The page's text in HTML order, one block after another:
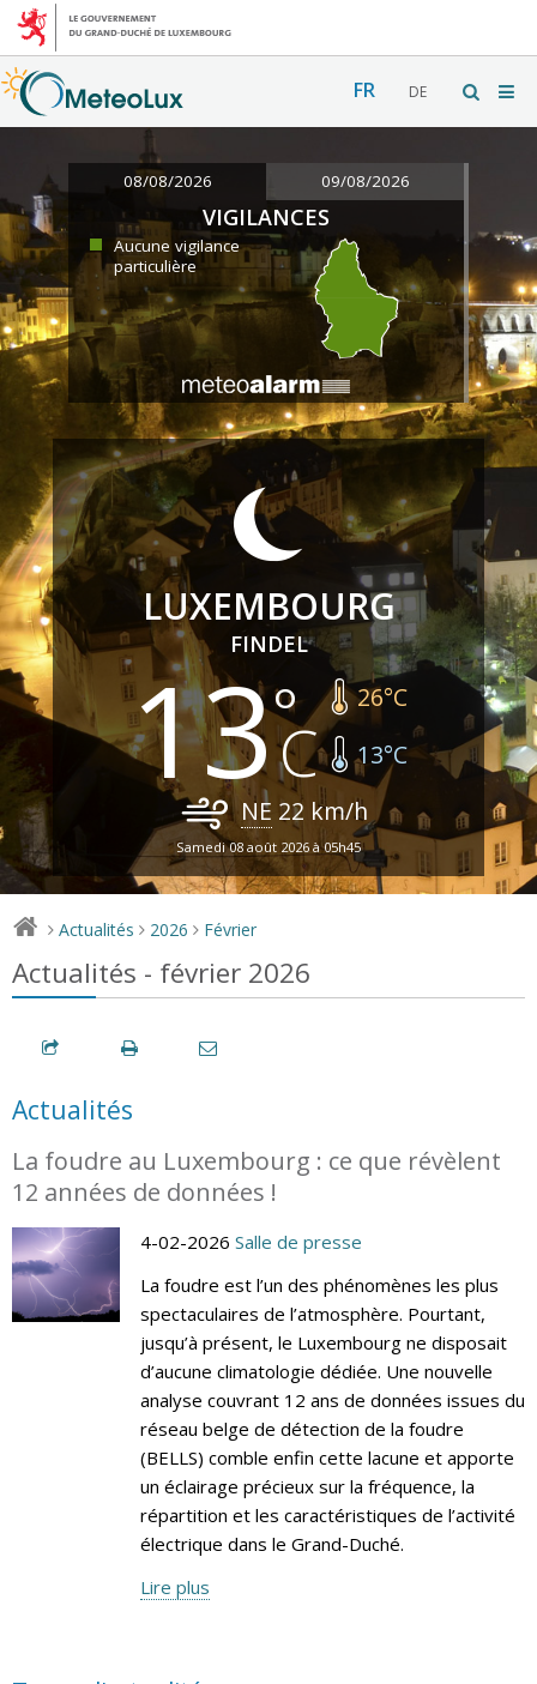
FR DE
08/08/2026 09/08/2026
VIGILANCES
Aucune vigilance
particulière
LUXEMBOURG
FINDEL
13 26°C
13°C
NE 22 km/h
Samedi 08 août 2026 à 05h45
> Actualités > 2026 > Février
Actualités - février 2026
Actualités
La foudre au Luxembourg : ce que révèlent
12 années de données !
4-02-2026 Salle de presse
La foudre est l’un des phénomènes les plus
spectaculaires de l’atmosphère. Pourtant,
jusqu’à présent, le Luxembourg ne disposait
d’aucune climatologie dédiée. Une nouvelle
analyse couvrant 12 ans de données issues du
réseau belge de détection de la foudre
(BELLS) comble enfin cette lacune et apporte
un éclairage précieux sur la fréquence, la
répartition et les caractéristiques de l’activité
électrique dans le Grand-Duché.
Lire plus